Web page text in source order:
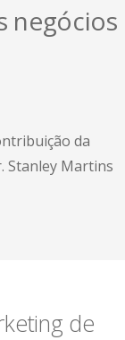
negócios
da
Stanley Martins
de